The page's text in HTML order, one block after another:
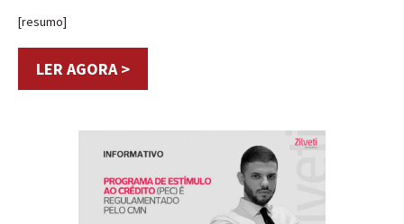
[resumo]
LER AGORA >